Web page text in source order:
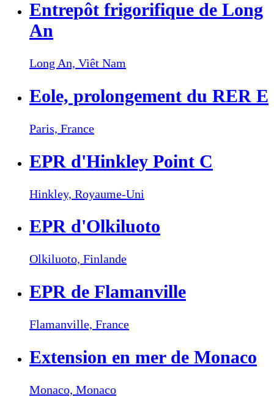
Entrepôt frigorifique de Long
An
Long An, Viêt Nam
Eole, prolongement du RER E
Paris, France
EPR d'Hinkley Point C
Hinkley, Royaume-Uni
EPR d'Olkiluoto
Olkiluoto, Finlande
EPR de Flamanville
Flamanville, France
Extension en mer de Monaco
Monaco, Monaco